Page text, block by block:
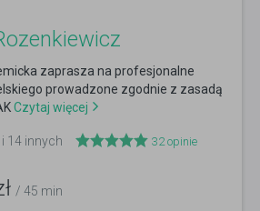
zaprasza na profesjonalne
prowadzone zgodnie z zasadą
Czytaj więcej
14 innych 32opinie
/ 45 min